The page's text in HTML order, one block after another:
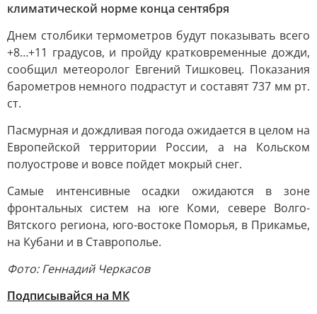
климатической норме конца сентября
Днем столбики термометров будут показывать всего
+8…+11 градусов, и пройду кратковременные дожди,
сообщил метеоролог Евгений Тишковец. Показания
барометров немного подрастут и составят 737 мм рт.
ст.
Пасмурная и дождливая погода ожидается в целом на
Европейской территории России, а на Кольском
полуострове и вовсе пойдет мокрый снег.
Самые интенсивные осадки ожидаются в зоне
фронтальных систем на юге Коми, севере Волго-
Вятского региона, юго-востоке Поморья, в Прикамье,
на Кубани и в Ставрополье.
Фото: Геннадий Черкасов
Подписывайся на МК